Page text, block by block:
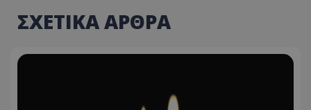
ΣΧΕΤΙΚΑ ΑΡΘΡΑ